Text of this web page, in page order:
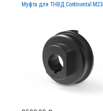
Муфта для ТНВД Continental M23